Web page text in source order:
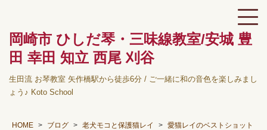
岡崎市 ひしだ琴・三味線教室/安城 豊
田 幸田 知立 西尾 刈谷
生田流 お琴教室 矢作橋駅から徒歩6分 / ご一緒に和の音色を楽しみまし
ょう♪ Koto School
HOME ブログ 老犬モコと保護猫レイ 愛猫レイのベストショット